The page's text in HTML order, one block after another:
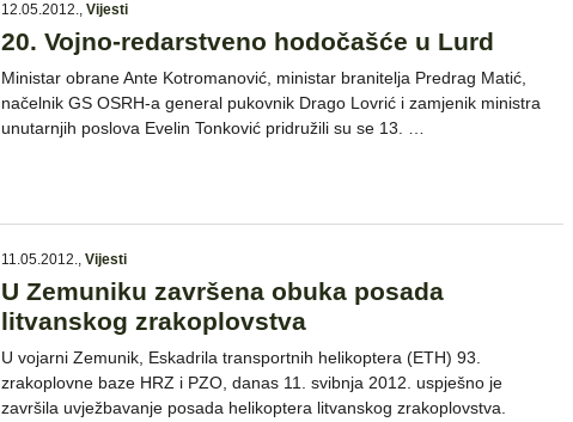
12.05.2012., Vijesti
20. Vojno-redarstveno hodočašće u Lurd
Ministar obrane Ante Kotromanović, ministar branitelja Predrag Matić,
načelnik GS OSRH-a general pukovnik Drago Lovrić i zamjenik ministra
unutarnjih poslova Evelin Tonković pridružili su se 13. …
11.05.2012., Vijesti
U Zemuniku završena obuka posada
litvanskog zrakoplovstva
U vojarni Zemunik, Eskadrila transportnih helikoptera (ETH) 93.
zrakoplovne baze HRZ i PZO, danas 11. svibnja 2012. uspješno je
završila uvježbavanje posada helikoptera litvanskog zrakoplovstva.